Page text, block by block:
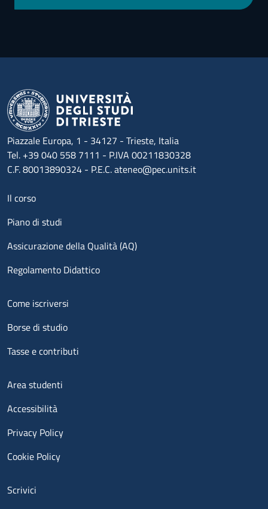
Piazzale Europa, 1 - 34127 - Trieste, Italia
Tel. +39 040 558 7111 - P.IVA 00211830328
C.F. 80013890324 - P.E.C. ateneo@pec.units.it
Menu footer 1
Il corso
Piano di studi
Assicurazione della Qualità (AQ)
Regolamento Didattico
Menu footer 2
Come iscriversi
Borse di studio
Tasse e contributi
Menu footer 3
Area studenti
Accessibilità
Privacy Policy
Cookie Policy
Menu contatti
Scrivici